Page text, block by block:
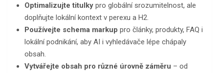
Optimalizujte titulky pro globální srozumitelnost, ale
doplňujte lokální kontext v perexu a H2.
Používejte schema markup pro články, produkty, FAQ i
lokální podnikání, aby AI i vyhledávače lépe chápaly
obsah.
Vytvářejte obsah pro různé úrovně záměru – od